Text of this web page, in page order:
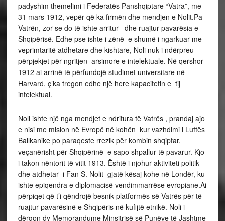
padyshim themelimi i Federatës Panshqiptare “Vatra”, me
31 mars 1912, vepër që ka firmën dhe mendjen e Nolit.Pa
Vatrën, zor se do të ishte arritur dhe ruajtur pavarësia e
Shqipërisë. Edhe pse ishte i zënë e shumë i ngarkuar me
veprimtaritë atdhetare dhe kishtare, Noli nuk i ndërpreu
përpjekjet për ngritjen arsimore e intelektuale. Në qershor
1912 ai arrinë të përfundojë studimet universitare në
Harvard, ç’ka tregon edhe një here kapacitetin e tij
intelektual.
Noli ishte një nga mendjet e ndritura të Vatrës , prandaj ajo
e nisi me mision në Evropë në kohën kur vazhdimi i Luftës
Ballkanike po paraqeste rrezik për kombin shqiptar,
veçanërisht për Shqipërinë e sapo shpallur të pavarur. Kjo
i takon nëntorit të vitit 1913. Është i njohur aktiviteti politik
dhe atdhetar i Fan S. Nolit gjatë kësaj kohe në Londër, ku
ishte epiqendra e diplomacisë vendimmarrëse evropiane.Ai
përpiqet që t’i qëndrojë besnik platformës së Vatrës për të
ruajtur pavarësinë e Shqipëris në kufijtë etnikë. Noli i
dërgon dy Memorandume Minsitrisë së Punëve të Jashtme